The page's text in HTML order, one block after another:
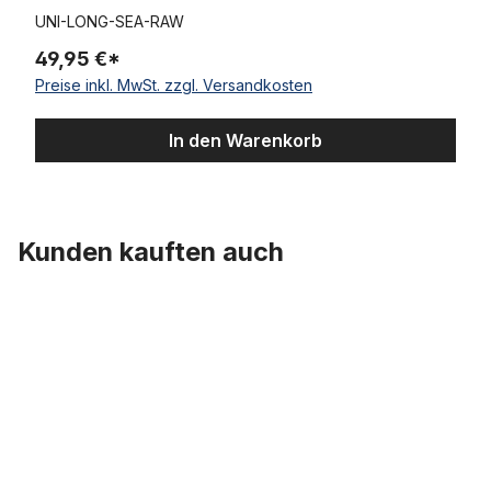
UNI-LONG-SEA-RAW
49,95 €*
Preise inkl. MwSt. zzgl. Versandkosten
In den Warenkorb
Kunden kauften auch